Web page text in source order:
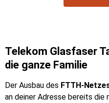
Telekom Glasfaser
die ganze Familie
Der Ausbau des FTTH-
an deiner Adresse bereits die